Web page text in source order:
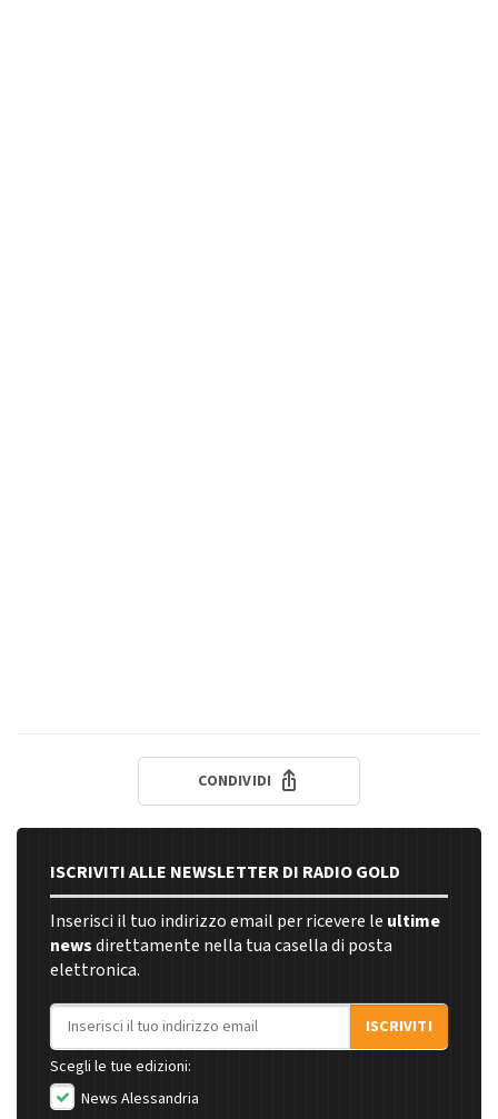
CONDIVIDI
ISCRIVITI ALLE NEWSLETTER DI RADIO GOLD
Inserisci il tuo indirizzo email per ricevere le ultime
newsdirettamente nella tua casella di posta
elettronica.
Indirizzo email
ISCRIVITI
Scegli le tue edizioni:
News Alessandria